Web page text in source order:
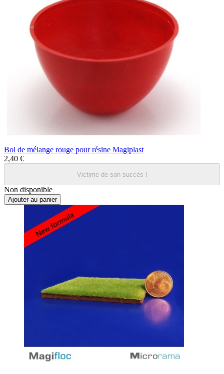
Bol de mélange rouge pour résine Magiplast
2,40 €
Victime de son succès !
Non disponible
Ajouter au panier